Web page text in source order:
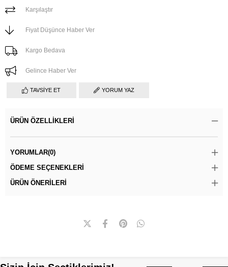
Karşılaştır
Fiyat Düşünce Haber Ver
Kargo Bedava
Gelince Haber Ver
TAVSIYE ET YORUM YAZ
ÜRÜN ÖZELLIKLERI
YORUMLAR(0)
ÖDEME SEÇENEKLERI
ÜRÜN ÖNERILERI